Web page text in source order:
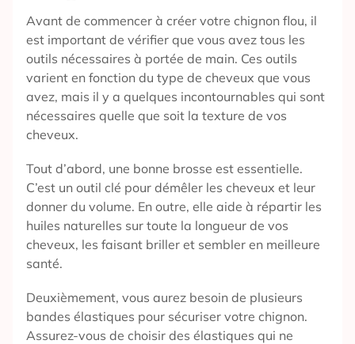
Avant de commencer à créer votre chignon flou, il
est important de vérifier que vous avez tous les
outils nécessaires à portée de main. Ces outils
varient en fonction du type de cheveux que vous
avez, mais il y a quelques incontournables qui sont
nécessaires quelle que soit la texture de vos
cheveux.
Tout d’abord, une bonne brosse est essentielle.
C’est un outil clé pour démêler les cheveux et leur
donner du volume. En outre, elle aide à répartir les
huiles naturelles sur toute la longueur de vos
cheveux, les faisant briller et sembler en meilleure
santé.
Deuxièmement, vous aurez besoin de plusieurs
bandes élastiques pour sécuriser votre chignon.
Assurez-vous de choisir des élastiques qui ne